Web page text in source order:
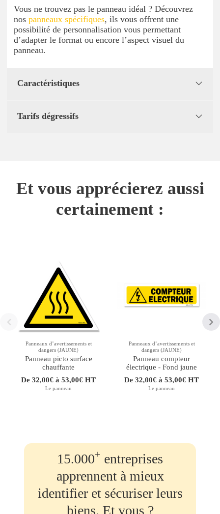
Vous ne trouvez pas le panneau idéal ? Découvrez
nos panneaux spécifiques, ils vous offrent une
possibilité de personnalisation vous permettant
d’adapter le format ou encore l’aspect visuel du
panneau.
Caractéristiques
Tarifs dégressifs
Et vous apprécierez aussi
certainement :
Panneaux d’avertissements et
dangers (JAUNE)
Panneau picto surface
chauffante
De 32,00€ à 53,00€ HT
Le panneau
Panneaux d’avertissements et
dangers (JAUNE)
Panneau compteur
électrique - Fond jaune
De 32,00€ à 53,00€ HT
Le panneau
15.000+ entreprises
apprennent à mieux
identifier et sécuriser leurs
biens. Et vous ?